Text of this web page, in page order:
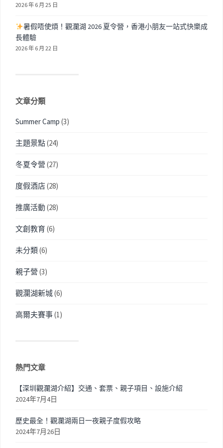
2026 年 6 月 25 日
暑假唔使煩！觀瀾湖 2026 夏令營，香港小朋友一站式快樂成
長體驗
2026 年 6 月 22 日
文章分類
Summer Camp (3)
主題景點(24)
冬夏令營 (27)
度假酒店(28)
推廣活動 (28)
文創教育 (6)
未分類(6)
親子營 (3)
觀瀾湖新城(6)
高爾夫賽事(1)
熱門文章
【深圳觀瀾湖介紹】交通、套票、親子項目、設施介紹
2024年7月4日
歷史最全！觀瀾湖兩日一夜親子度假攻略
2024年7月26日